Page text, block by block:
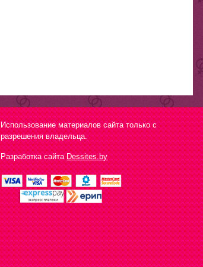
Использование материалов сайта только с
разрешения владельца.
Разработка сайтаDessites.by